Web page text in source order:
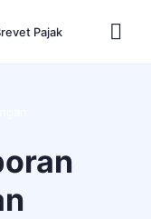
Pajak